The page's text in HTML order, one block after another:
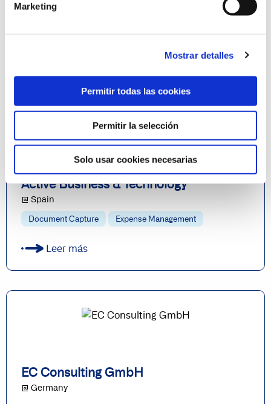
Marketing
Mostrar detalles
Permitir todas las cookies
Permitir la selección
Solo usar cookies necesarias
@ Belgium
Active Business & Technology
@ Spain
Document Capture Expense Management
Leer más
EC Consulting GmbH
@ Germany